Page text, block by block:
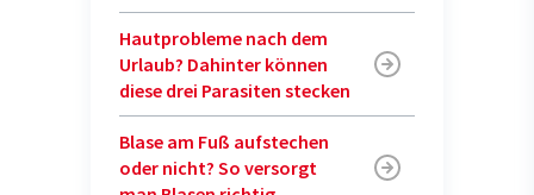
Hautprobleme nach dem
Urlaub? Dahinter können
diese drei Parasiten stecken
Blase am Fuß aufstechen
oder nicht? So versorgt